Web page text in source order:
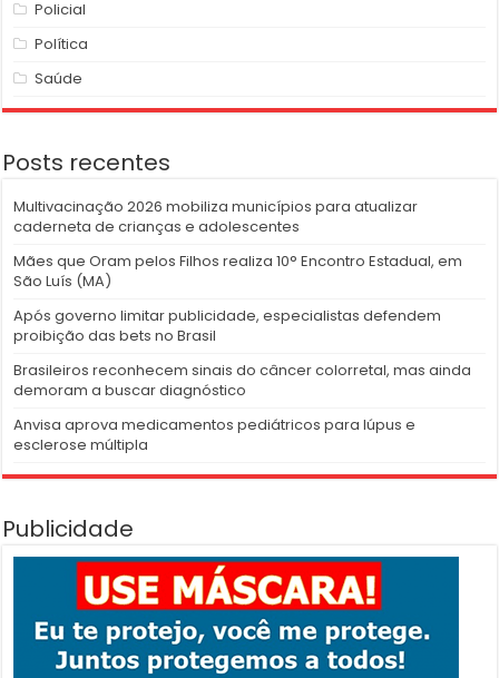
Policial
Política
Saúde
Posts recentes
Multivacinação 2026 mobiliza municípios para atualizar
caderneta de crianças e adolescentes
Mães que Oram pelos Filhos realiza 10° Encontro Estadual, em
São Luís (MA)
Após governo limitar publicidade, especialistas defendem
proibição das bets no Brasil
Brasileiros reconhecem sinais do câncer colorretal, mas ainda
demoram a buscar diagnóstico
Anvisa aprova medicamentos pediátricos para lúpus e
esclerose múltipla
Publicidade